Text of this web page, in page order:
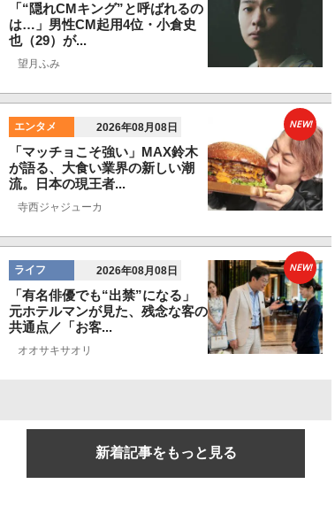
「“隠れCMキング”と呼ばれるの
は…」男性CM起用4位・小倉史
也（29）が...
望月ふみ
エンタメ 2026年08月08日
「マッチョこそ強い」MAX鈴木
が語る、大食い業界の新しい潮
流。日本の現王者...
寺西ジャジューカ
NEW!
ライフ 2026年08月08日
「有名俳優でも“出禁”になる」
元ホテルマンが見た、残念な客の
共通点／「お客...
オオサキサオリ
NEW!
新着記事をもっと見る